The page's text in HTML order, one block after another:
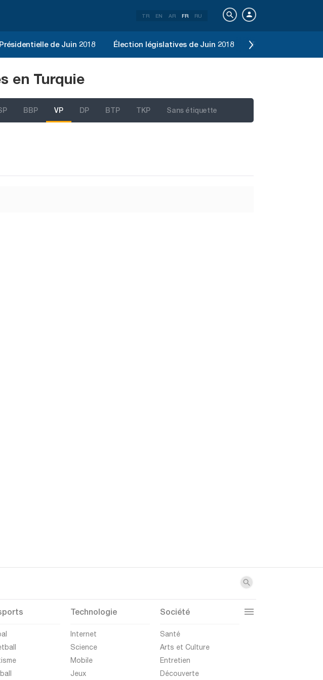
TR EN AR FR RU
de Juin 2018 Élection législatives de Juin 2018 Référendum
en Turquie
BBP VP DP BTP TKP Sans étiquette
Technologie
Internet
Science
Mobile
Jeux
Société
Santé
Arts et Culture
Entretien
Découverte